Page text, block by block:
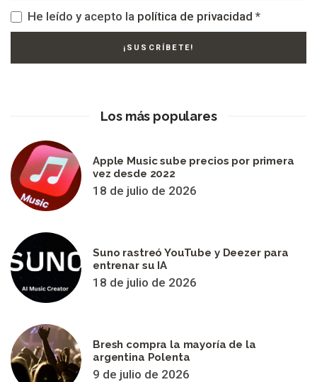
He leído y acepto la política de privacidad *
Los más populares
Apple Music sube precios por primera
vez desde 2022
18 de julio de 2026
Suno rastreó YouTube y Deezer para
entrenar su IA
18 de julio de 2026
Bresh compra la mayoría de la
argentina Polenta
9 de julio de 2026